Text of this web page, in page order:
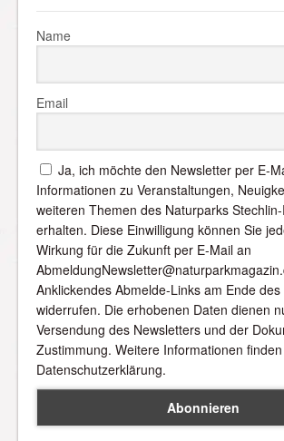
Name
Email
Ja, ich möchte den Newsletter per E-
Informationen zu Veranstaltungen,
weiteren Themen des Naturparks
erhalten. Diese Einwilligung können Sie
Wirkung für die Zukunft per E-Mail an
Anklickendes Abmelde-Links am Ende
widerrufen. Die erhobenen Daten dienen
Versendung des Newsletters und der
Zustimmung. Weitere Informationen
Datenschutzerklärung.